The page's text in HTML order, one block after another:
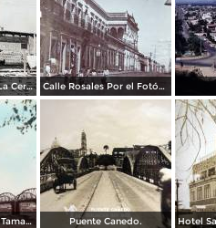
Fabrica de adobes La Cereza Culiacán Sinaloa ( Circulada el 11 de Noviembre de 1919 ). Calle Rosales Por el Fotógrafo A. W. Lohn ( Circulada el 12 de Diciembre de 1908 ).
Puente sobre el Rio Tamazula por los fotografos Yanez y Zanzueta. Puente Canedo.